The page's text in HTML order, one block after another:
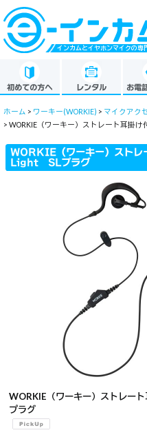
インカムとイヤホンマイクの専
初めての方へ レンタル お電
ホーム > ワーキー(WORKIE) > マイクアク
> WORKIE（ワーキー）ストレート耳掛
WORKIE（ワーキー）ストレ
Light SLプラグ
WORKIE（ワーキー）ストレー
プラグ